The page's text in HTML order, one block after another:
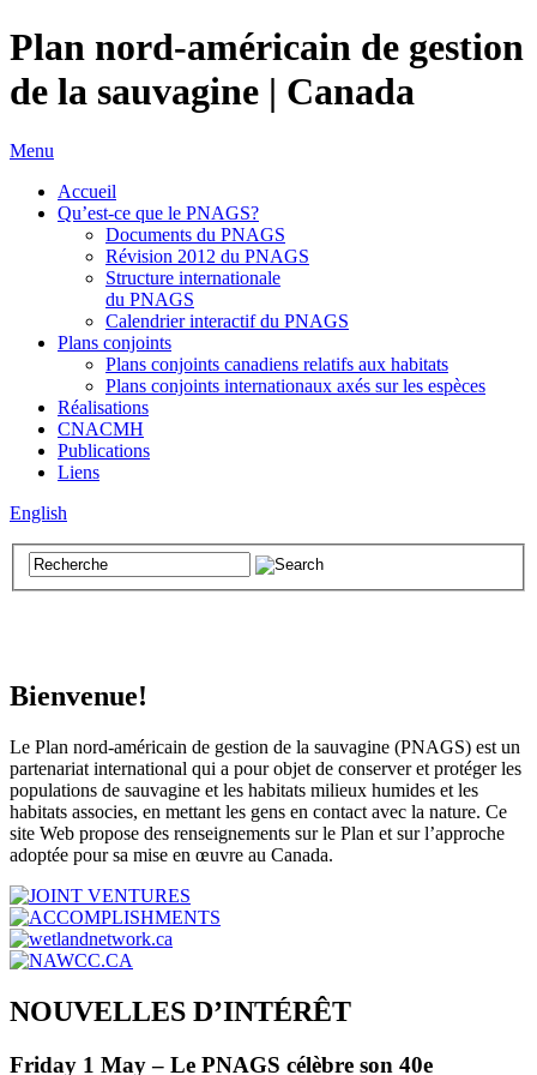
Plan nord-américain de gestion
de la sauvagine | Canada
Menu
Accueil
Qu’est-ce que le PNAGS?
Documents du PNAGS
Révision 2012 du PNAGS
Structure internationale
du PNAGS
Calendrier interactif du PNAGS
Plans conjoints
Plans conjoints canadiens relatifs aux habitats
Plans conjoints internationaux axés sur les espèces
Réalisations
CNACMH
Publications
Liens
English
Bienvenue!
Le Plan nord-américain de gestion de la sauvagine (PNAGS) est un
partenariat international qui a pour objet de conserver et protéger les
populations de sauvagine et les habitats milieux humides et les
habitats associes, en mettant les gens en contact avec la nature. Ce
site Web propose des renseignements sur le Plan et sur l’approche
adoptée pour sa mise en œuvre au Canada.
NOUVELLES D’INTÉRÊT
Friday 1 May – Le PNAGS célèbre son 40e